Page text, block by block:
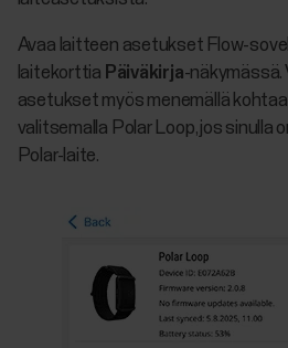
Avaa laitteen asetukset Flow-
laitekorttia Päiväkirja-
asetukset myös menemällä
valitsemalla Polar Loop, jos sinulla
Polar-laite.